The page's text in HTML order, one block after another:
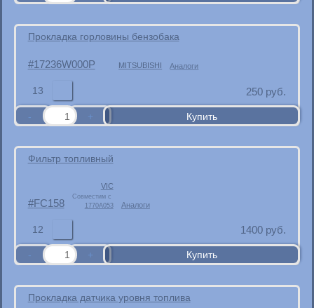
Прокладка горловины бензобака
17236W000P MITSUBISHI Аналоги
13 250 руб.
Фильтр топливный
FC158
VIC
Совместим с
1770A053
Аналоги
12 1400 руб.
Прокладка датчика уровня топлива